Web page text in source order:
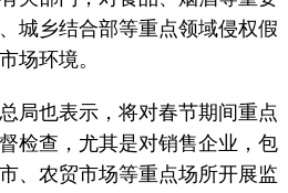
城乡结合部等重点领域侵权假
场环境。
也表示，将对春节期间重点
检查，尤其是对销售企业，包
、农贸市场等重点场所开展监